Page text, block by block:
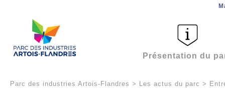
Présentation du
Parc des industries Artois-Flandres > Les actus du parc >